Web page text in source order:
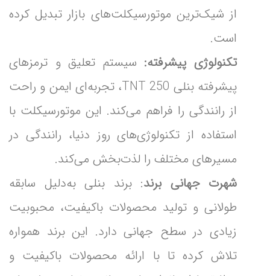
از شیک‌ترین موتورسیکلت‌های بازار تبدیل کرده
است.
تکنولوژی پیشرفته: سیستم تعلیق و ترمزهای
پیشرفته بنلی TNT 250، تجربه‌ای ایمن و راحت
از رانندگی را فراهم می‌کند. این موتورسیکلت با
استفاده از تکنولوژی‌های روز دنیا، رانندگی در
مسیرهای مختلف را لذت‌بخش می‌کند.
شهرت جهانی برند: برند بنلی به‌دلیل سابقه
طولانی و تولید محصولات باکیفیت، محبوبیت
زیادی در سطح جهانی دارد. این برند همواره
تلاش کرده تا با ارائه محصولات باکیفیت و